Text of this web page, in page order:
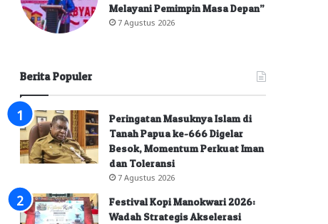
Melayani Pemimpin Masa Depan”
7 Agustus 2026
Berita Populer
Peringatan Masuknya Islam di
Tanah Papua ke-666 Digelar
Besok, Momentum Perkuat Iman
dan Toleransi
7 Agustus 2026
Festival Kopi Manokwari 2026:
Wadah Strategis Akselerasi